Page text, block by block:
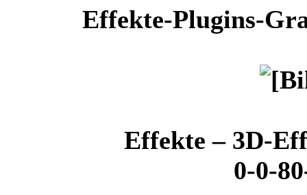
Effekte-Plugins-
Effekte – 3D-
0-0-